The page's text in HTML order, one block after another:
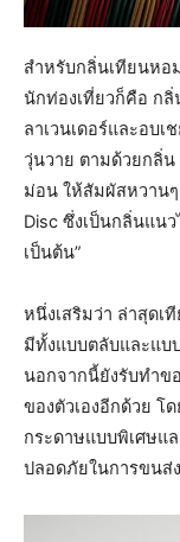
สำหรับกลิ่นเทียนหอ
นักท่องเที่ยวก็คือ ก
ลาเวนเดอร์และอบเ
วุ่นวาย ตามด้วยกลิ่
ม่อน ให้สัมผัสหวาน
Disc ซึ่งเป็นกลิ่นแน
เป็นต้น”
หนึ่งเสริมว่า ล่าสุด
มีทั้งแบบตลับและแบ
นอกจากนี้ยังรับทำข
ของตัวเองอีกด้วย โ
กระดาษแบบพิเศษแ
ปลอดภัยในการขนส่